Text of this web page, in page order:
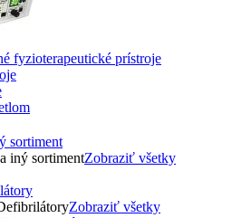
fyzioterapeutické prístroje
sortiment
iný sortimentZobraziť všetky
Zobraziť všetky